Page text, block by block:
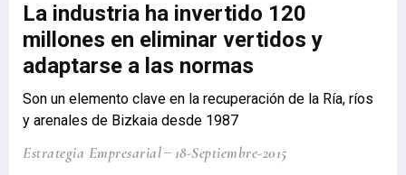
La industria ha invertido 120
millones en eliminar vertidos y
adaptarse a las normas
Son un elemento clave en la recuperación de la Ría, ríos
y arenales de Bizkaia desde 1987
Estrategia Empresarial 18-Septiembre-2015